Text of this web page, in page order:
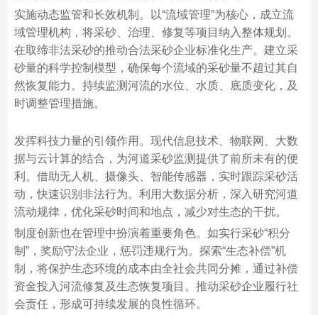
实施动态监管和长效机制。以“流域管理”为核心，成立流
域管理机构，将采砂、治理、修复等项目纳入整体规划。
在取缔非法采砂的推动合法采砂企业标准化生产。建立采
砂量的科学控制模型，确保每个流域的采砂量不超过其自
然恢复能力。持续监测河流的水位、水质、底质变化，及
时调整管理措施。
发挥科技力量的引领作用。现代信息技术、物联网、大数
据与云计算的结合，为河道采砂监测提供了前所未有的便
利。借助无人机、摄像头、智能传感器，实时跟踪采砂活
动，快速识别非法行为。利用大数据分析，深入研究河道
流动规律，优化采砂时间和地点，减少对生态的干扰。
制度创新也在管理中扮演着重要角色。如实行采砂“积分
制”，奖励守法企业，惩罚违规行为。探索“生态补偿”机
制，将保护生态环境的成本由全社会共同分摊，通过补偿
资金投入河流修复及生态恢复项目。推动采砂企业履行社
会责任，形成可持续发展的良性循环。